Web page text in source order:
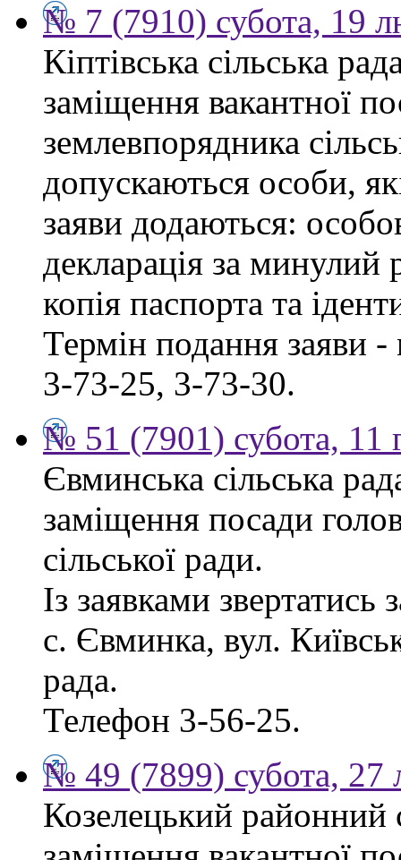
№ 7 (7910) субота, 19
Кіптівська сільська
заміщення вакантної
землевпорядника
допускаються особи,
заяви додаються:
декларація за минулий
копія паспорта та
Термін подання заяви
3-73-25, 3-73-30.
№ 51 (7901) субота, 11
Євминська сільська
заміщення посади
сільської ради.
Із заявками
с. Євминка, вул.
рада.
Телефон 3-56-25.
№ 49 (7899) субота, 27
Козелецький районний